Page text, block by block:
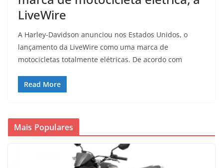
LiveWire
A Harley-Davidson anunciou nos Estados Unidos, o
lançamento da LiveWire como uma marca de
motocicletas totalmente elétricas. De acordo com
Read More
Mais Populares